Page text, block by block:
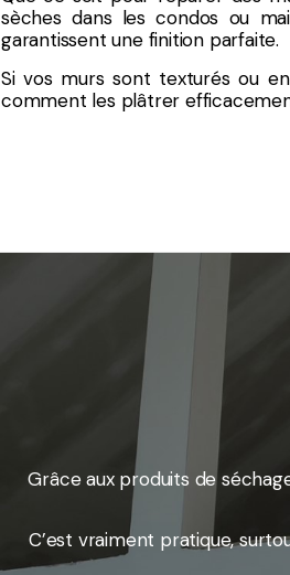
sèches dans les condos ou
garantissent une finition parfaite.
Si vos murs sont texturés ou
comment les plâtrer
Grâce aux produits de
C’est vraiment pratique,